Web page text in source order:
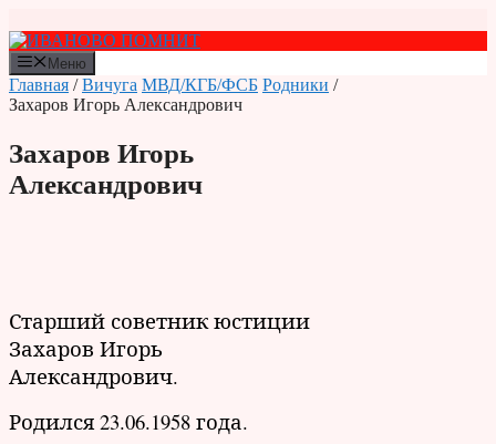
к
содержимому
Меню
Главная /Вичуга МВД/КГБ/ФСБ Родники /
Захаров Игорь Александрович
Захаров Игорь
Александрович
Старший советник юстиции
Захаров Игорь
Александрович.
Родился 23.06.1958 года.